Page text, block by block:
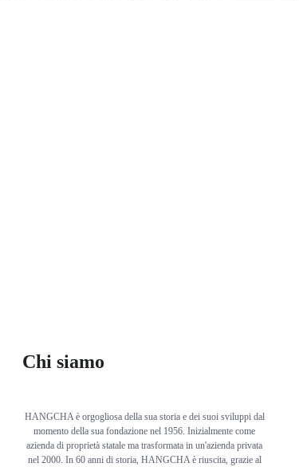
Chi siamo
HANGCHA è orgogliosa della sua storia e dei suoi sviluppi dal
momento della sua fondazione nel 1956. Inizialmente come
azienda di proprietà statale ma trasformata in un'azienda privata
nel 2000. In 60 anni di storia, HANGCHA è riuscita, grazie al